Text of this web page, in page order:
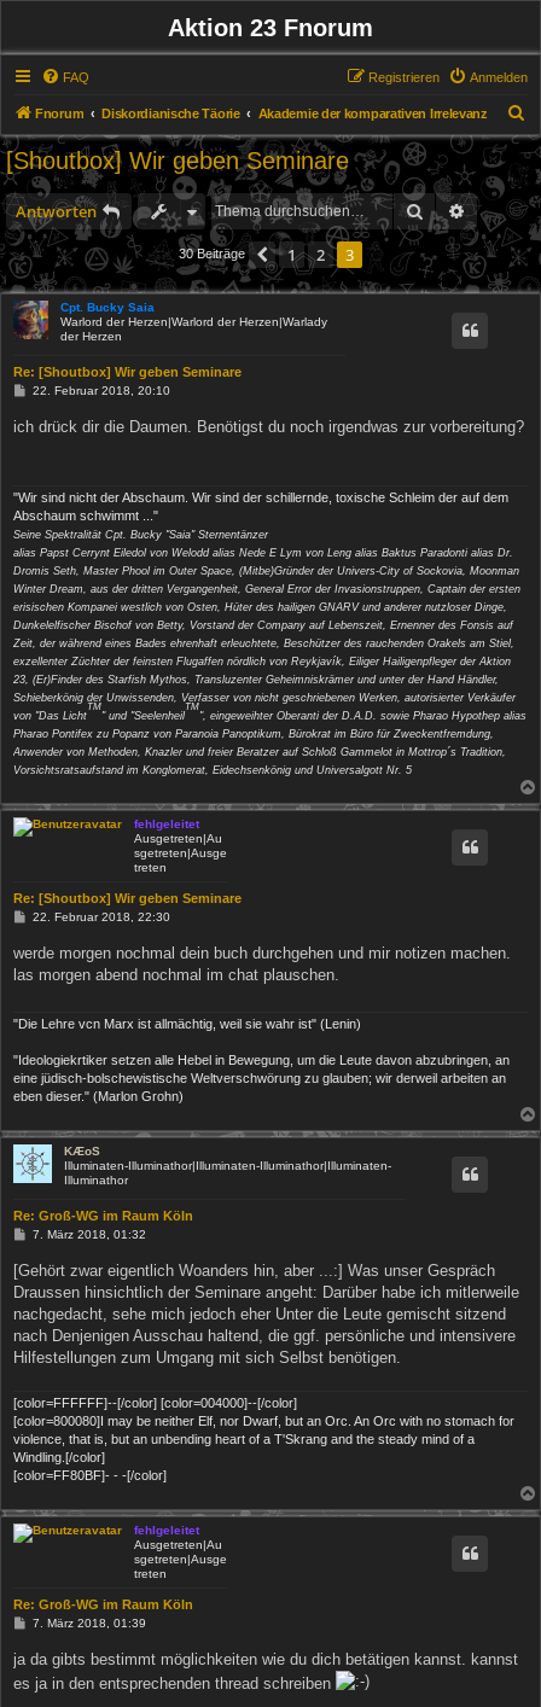
Aktion 23 Fnorum
FAQ Anmelden
Registrieren
Fnorum Diskordianische Täorie Akademie der komparativen Irrelevanz
u
h
e
[Shoutbox] Wir geben Seminare
Antworten Suche
30 Beiträge Vorherige
1 2 3
Cpt. Bucky Saia
Warlord der Herzen|Warlord der Herzen|Warlady
der Herzen
Re: [Shoutbox] Wir geben Seminare
B
i
t
22. Februar 2018, 20:10
ich drück dir die Daumen. Benötigst du noch irgendwas zur vorbereitung?
"Wir sind nicht der Abschaum. Wir sind der schillernde, toxische Schleim der auf dem
Abschaum schwimmt ..."
Seine Spektralität Cpt. Bucky "Saia" Sternentänzer
alias Papst Cerrynt Eiledol von Welodd alias Nede E Lym von Leng alias Baktus Paradonti alias Dr.
Dromis Seth, Master Phool im Outer Space, (Mitbe)Gründer der Univers-City of Sockovia, Moonman
Winter Dream, aus der dritten Vergangenheit, General Error der Invasionstruppen, Captain der ersten
erisischen Kompanei westlich von Osten, Hüter des hailigen GNARV und anderer nutzloser Dinge,
Dunkelelfischer Bischof von Betty, Vorstand der Company auf Lebenszeit, Ernenner des Fonsis auf
Zeit, der während eines Bades ehrenhaft erleuchtete, Beschützer des rauchenden Orakels am Stiel,
exzellenter Züchter der feinsten Flugaffen nördlich von Reykjavík, Eiliger Hailigenpfleger der Aktion
23, (Er)Finder des Starfish Mythos, Transluzenter Geheimniskrämer und unter der Hand Händler,
Schieberkönig der Unwissenden, Verfasser von nicht geschriebenen Werken, autorisierter Verkäufer
von "Das Licht
TM
" und "Seelenheil
TM
", eingeweihter Oberanti der D.A.D. sowie Pharao Hypothep alias
Pharao Pontifex zu Popanz von Paranoia Panoptikum, Bürokrat im Büro für Zweckentfremdung,
Anwender von Methoden, Knazler und freier Beratzer auf Schloß Gammelot in Mottrop´s Tradition,
Vorsichtsratsaufstand im Konglomerat, Eidechsenkönig und Universalgott Nr. 5
fehlgeleitet
Ausgetreten|Au
sgetreten|Ausge
treten
Re: [Shoutbox] Wir geben Seminare
B
t
r
22. Februar 2018, 22:30
werde morgen nochmal dein buch durchgehen und mir notizen machen.
las morgen abend nochmal im chat plauschen.
"Die Lehre vcn Marx ist allmächtig, weil sie wahr ist" (Lenin)
"Ideologiekrtiker setzen alle Hebel in Bewegung, um die Leute davon abzubringen, an
eine jüdisch-bolschewistische Weltverschwörung zu glauben; wir derweil arbeiten an
eben dieser." (Marlon Grohn)
KÆoS
Illuminaten-Illuminathor|Illuminaten-Illuminathor|Illuminaten-
Illuminathor
Re: Groß-WG im Raum Köln
B
i
t
r
g
7. März 2018, 01:32
[Gehört zwar eigentlich Woanders hin, aber ...:] Was unser Gespräch
Draussen hinsichtlich der Seminare angeht: Darüber habe ich mitlerweile
nachgedacht, sehe mich jedoch eher Unter die Leute gemischt sitzend
nach Denjenigen Ausschau haltend, die ggf. persönliche und intensivere
Hilfestellungen zum Umgang mit sich Selbst benötigen.
[color=FFFFFF]--[/color] [color=004000]--[/color]
[color=800080]I may be neither Elf, nor Dwarf, but an Orc. An Orc with no stomach for
violence, that is, but an unbending heart of a T'Skrang and the steady mind of a
Windling.[/color]
[color=FF80BF]- - -[/color]
fehlgeleitet
Ausgetreten|Au
sgetreten|Ausge
treten
Re: Groß-WG im Raum Köln
B
t
r
a
7. März 2018, 01:39
ja da gibts bestimmt möglichkeiten wie du dich betätigen kannst. kannst
es ja in den entsprechenden thread schreiben